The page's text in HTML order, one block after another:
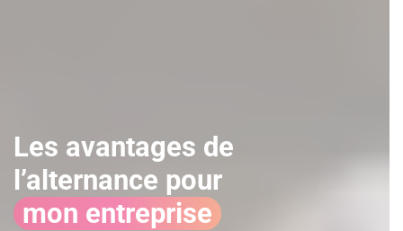
Les avantages de
l’alternance pour
mon entreprise